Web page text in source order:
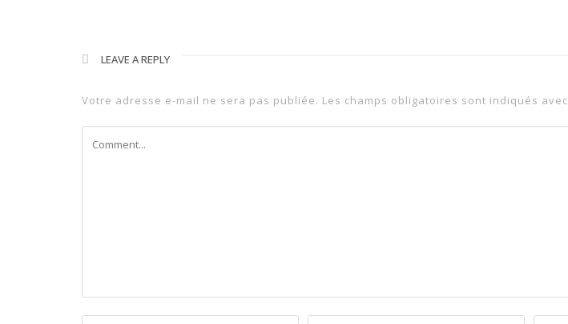
LEAVE A REPLY
Votre adresse e-mail ne sera pas publiée. Les champs obligatoires sont indiqués avec